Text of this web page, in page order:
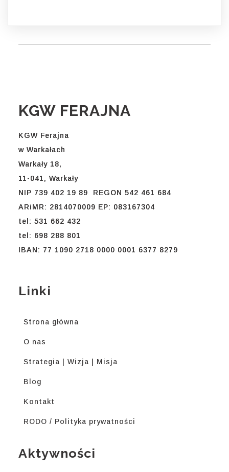
KGW FERAJNA
KGW Ferajna
w Warkałach
Warkały 18,
11-041, Warkały
NIP 739 402 19 89 REGON 542 461 684
ARiMR: 2814070009 EP: 083167304
tel: 531 662 432
tel: 698 288 801
IBAN: 77 1090 2718 0000 0001 6377 8279
Linki
Strona główna
O nas
Strategia | Wizja | Misja
Blog
Kontakt
RODO / Polityka prywatności
Aktywności